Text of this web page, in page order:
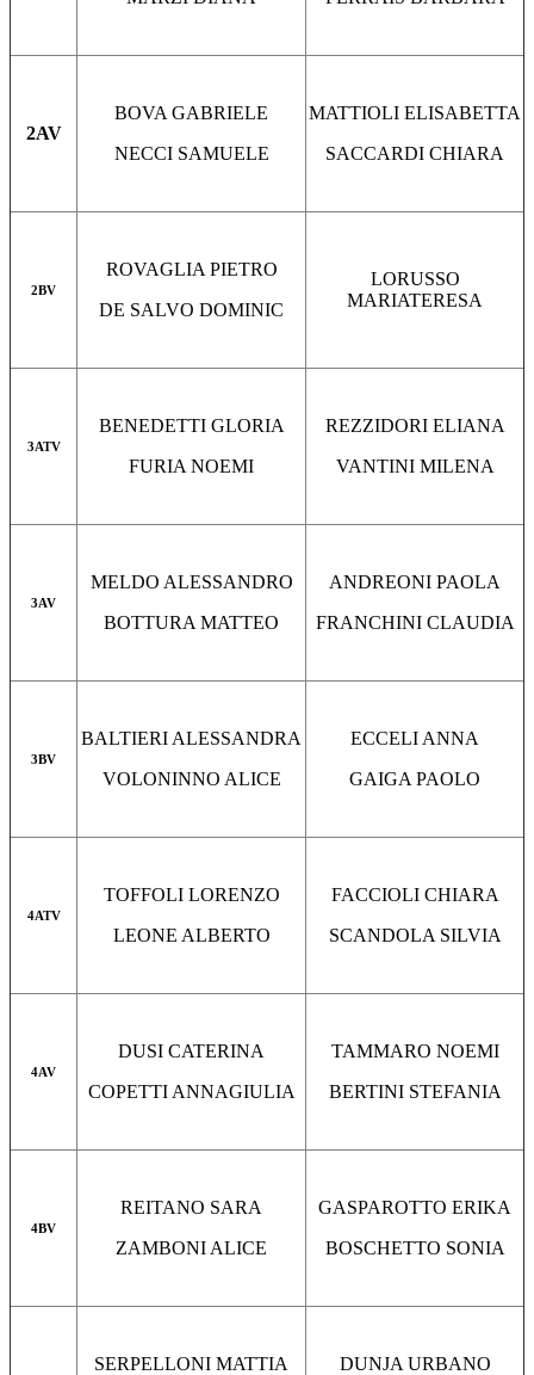
2AV
BOVA GABRIELE
NECCI SAMUELE
MATTIOLI ELISABETTA
SACCARDI CHIARA
2BV
ROVAGLIA PIETRO
DE SALVO DOMINIC
LORUSSO
MARIATERESA
3ATV
BENEDETTI GLORIA
FURIA NOEMI
REZZIDORI ELIANA
VANTINI MILENA
3AV
MELDO ALESSANDRO
BOTTURA MATTEO
ANDREONI PAOLA
FRANCHINI CLAUDIA
3BV
BALTIERI ALESSANDRA
VOLONINNO ALICE
ECCELI ANNA
GAIGA PAOLO
4ATV
TOFFOLI LORENZO
LEONE ALBERTO
FACCIOLI CHIARA
SCANDOLA SILVIA
4AV
DUSI CATERINA
COPETTI ANNAGIULIA
TAMMARO NOEMI
BERTINI STEFANIA
4BV
REITANO SARA
ZAMBONI ALICE
GASPAROTTO ERIKA
BOSCHETTO SONIA
SERPELLONI MATTIA
DUNJA URBANO